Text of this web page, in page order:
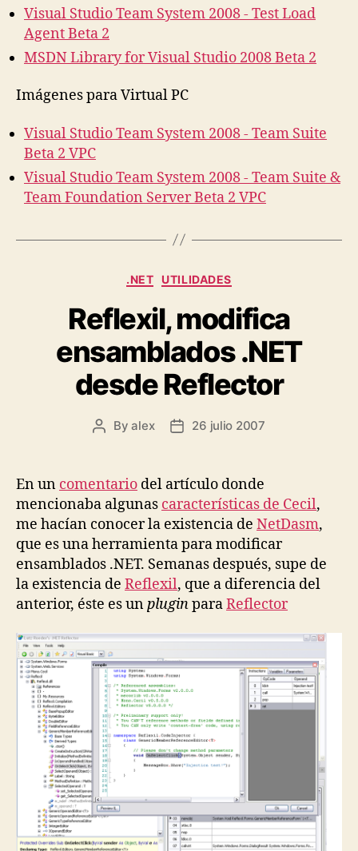
Visual Studio Team System 2008 - Test Load
Agent Beta 2
MSDN Library for Visual Studio 2008 Beta 2
Imágenes para Virtual PC
Visual Studio Team System 2008 - Team Suite
Beta 2 VPC
Visual Studio Team System 2008 - Team Suite &
Team Foundation Server Beta 2 VPC
Categories
.NET UTILIDADES
Reflexil, modifica
ensamblados .NET
desde Reflector
PostByalex
Post26 julio 2007
En un comentario del artículo donde
mencionaba algunas características de Cecil,
me hacían conocer la existencia de NetDasm,
que es una herramienta para modificar
ensamblados .NET. Semanas después, supe de
la existencia de Reflexil, que a diferencia del
anterior, éste es unpluginparaReflector